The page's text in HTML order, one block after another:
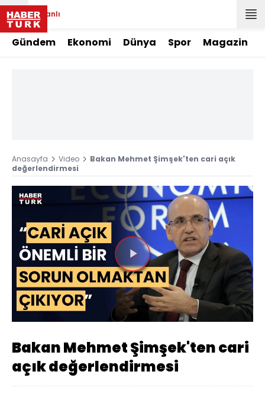
Canlı
Gündem Ekonomi Dünya Spor Magazin
Anasayfa Video
Bakan Mehmet Şimşek'ten cari açık
değerlendirmesi
Videoyu
Oynat
Bakan Mehmet Şimşek'ten cari
açık değerlendirmesi